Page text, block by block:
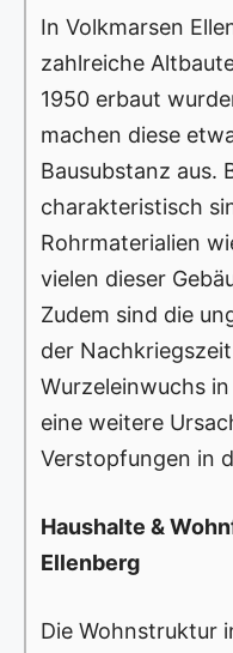
In Volkmarsen
zahlreiche
1950 erbaut
machen diese
Bausubstanz aus.
charakteristisch
Rohrmaterialien
vielen dieser
Zudem sind die
der
Wurzeleinwuchs
eine weitere
Verstopfungen in
Haushalte &
Ellenberg
Die Wohnstruktur